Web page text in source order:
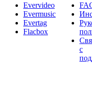
Evervideo
Evermusic
Evertag
Flacbox
с